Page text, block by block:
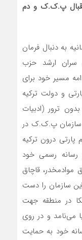
پ.ک.ک و دم
به دنبال فرمان
سران ارشد حزب
مسیر خود برای
و دولت ترکیه
ترور (ادبیات
سازمان پ.ک.ک در
درون ترکیه
رسانه رسمی خود
قاچاق
سازمان را دست
در منطقه جهت
می‌نامد و در روی
خود به حمایت